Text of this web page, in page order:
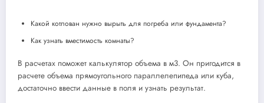
Какой котлован нужно вырыть для погреба или фундамента?
Как узнать вместимость комнаты?
В расчетах поможет калькулятор объема в м3. Он пригодится в
расчете объема прямоугольного параллелепипеда или куба,
достаточно ввести данные в поля и узнать результат.